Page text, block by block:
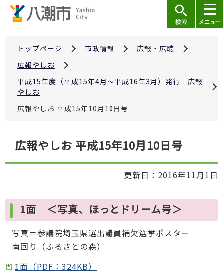
トップページ 市政情報
広報・広聴
広報やしお
平成15年度（平成15年4月～平成16年3月）発行 広報
やしお
広報やしお 平成15年10月10日号
こ
ら
広報やしお 平成15年10月10日号
更新日：2016年11月1日
1面 ＜写真、ほっとドリーム号＞
写真＝参議院埼玉県選出議員補欠選挙ポスター
南回り（ふるさとの森）
1面（PDF：324KB）